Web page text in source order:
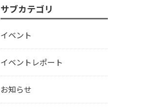
サブカテゴリ
イベント
イベントレポート
お知らせ